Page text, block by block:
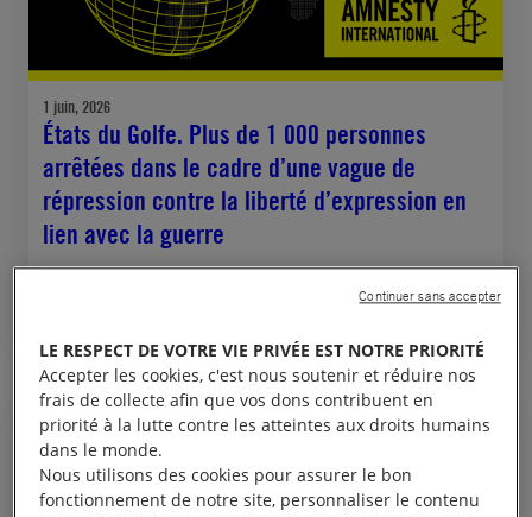
1 juin, 2026
États du Golfe. Plus de 1 000 personnes
arrêtées dans le cadre d’une vague de
répression contre la liberté d’expression en
lien avec la guerre
KOWEÏT
QATAR
COMMUNIQUÉ DE PRESSE
LE RESPECT DE VOTRE VIE PRIVÉE EST NOTRE PRIORITÉ
Accepter les cookies, c'est nous soutenir et réduire nos
frais de collecte afin que vos dons contribuent en
priorité à la lutte contre les atteintes aux droits humains
dans le monde.
Nous utilisons des cookies pour assurer le bon
fonctionnement de notre site, personnaliser le contenu
Continuer sans accepter